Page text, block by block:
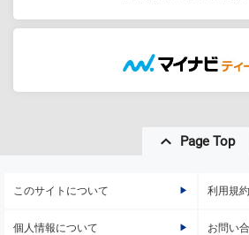
Page Top
このサイトについて 利用規約
個人情報について お問い